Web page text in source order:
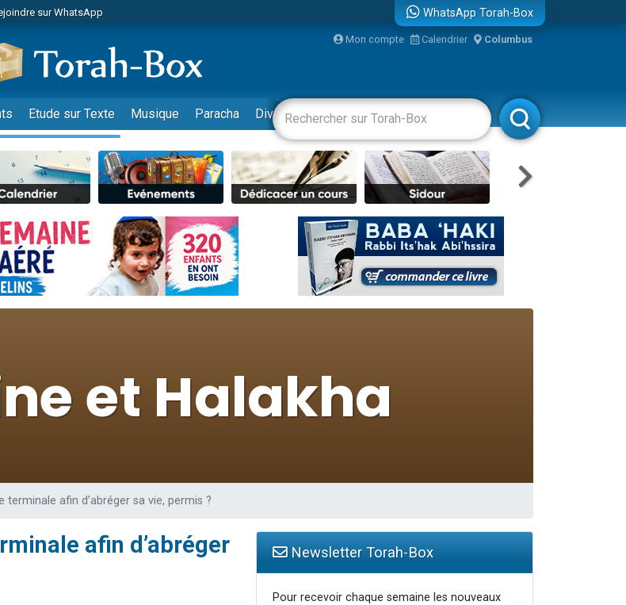
sur WhatsApp
un don pour 1 Journée de Vacances Pour les Enfants
une bénédiction
sur WhatsApp
en groupe sur Zoom
un don pour Diane, 80 ans, dans un appartement insalubre
sur WhatsApp
sur WhatsApp
un don pour 5 jours de vacances aux Orphelins
une bénédiction
Box Music
sur WhatsApp
WhatsApp Torah-Box
Mon compte Calendrier Columbus
Etude sur Texte Musique Paracha Divertissements Livres Rabbanim
terminale afin d’abréger sa vie, permis ?
afin d’abréger
Newsletter Torah-Box
Pour recevoir chaque semaine les nouveaux